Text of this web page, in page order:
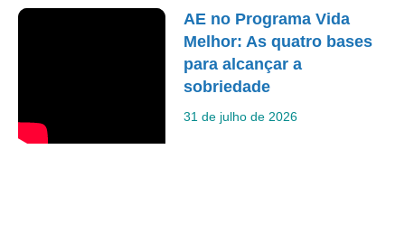
AE no Programa Vida
Melhor: As quatro bases
para alcançar a
sobriedade
31 de julho de 2026